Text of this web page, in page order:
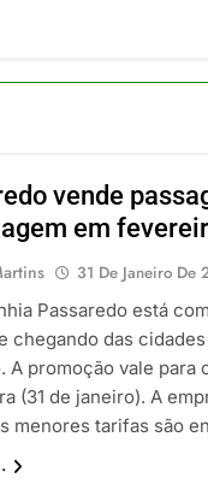
Catarinense:
Atomium: História,
2026
vende
em
31 De Janeiro De
Passaredo está
chegando das
A promoção vale
(31 de janeiro). A
menores tarifas são